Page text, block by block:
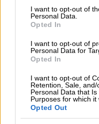
consent section.
I want to opt-out of
Personal Data.
Opted In
I want to opt-out of
Personal Data for
Opted In
I want to opt-out of
Retention, Sale,
Personal Data that
Purposes for which it
Opted Out
privacy
earlier in the day
https://t.co/
— Reuters
Επέλεξε να
τραυματισμένους